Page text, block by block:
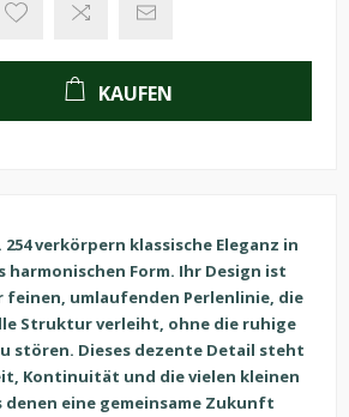
KAUFEN
verkörpern klassische Eleganz in
harmonischen Form. Ihr Design ist
feinen, umlaufenden Perlenlinie, die
Struktur verleiht, ohne die ruhige
stören. Dieses dezente Detail steht
Kontinuität und die vielen kleinen
denen eine gemeinsame Zukunft